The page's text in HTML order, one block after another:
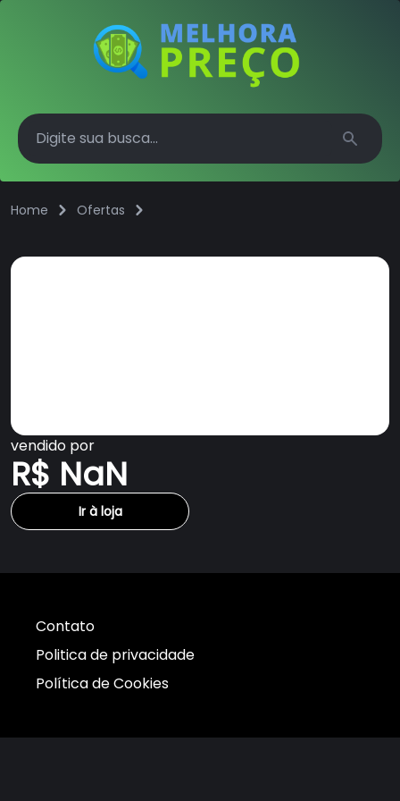
Search
Home Ofertas
vendido por
R$ NaN
Ir à loja
Contato
Politica de privacidade
Política de Cookies